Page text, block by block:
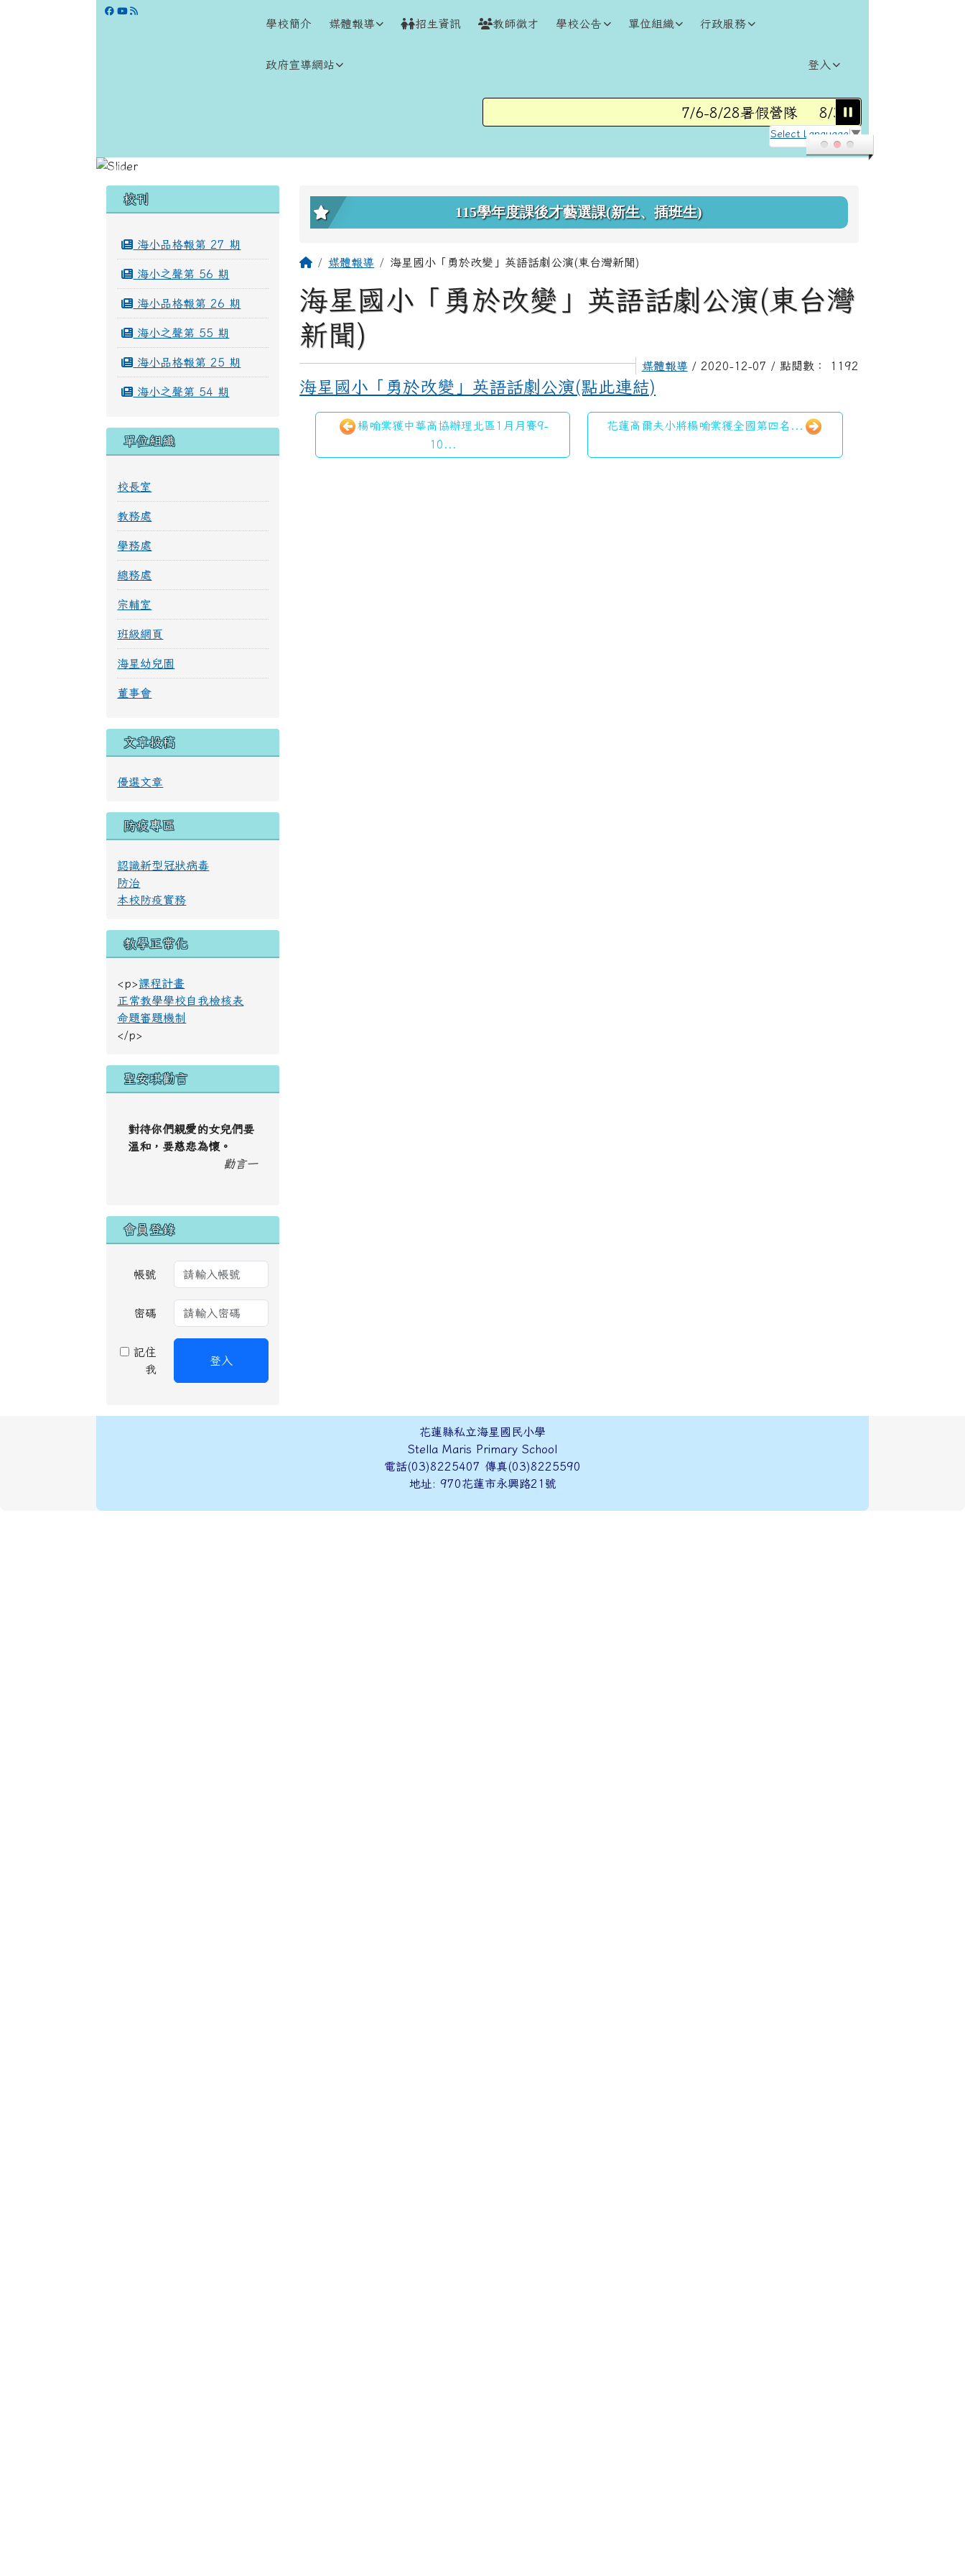
學校網站 學校簡介 媒體報導 招生資訊 教師徵才 學校公告 單位組織 行政服務
政府宣導網站 登入
7/6-8/28暑假營隊 8/31(一)115學年度第1學
Select Language ▼
左邊區域內容
校刊
海小品格報第 27 期
海小之聲第 56 期
海小品格報第 26 期
海小之聲第 55 期
海小品格報第 25 期
海小之聲第 54 期
單位組織
校長室
教務處
學務處
總務處
宗輔室
班級網頁
海星幼兒園
董事會
文章投稿
優選文章
防疫專區
認識新型冠狀病毒
防治
本校防疫實務
教學正常化
<p>課程計畫
正常教學學校自我檢核表
命題審題機制
</p>
聖安琪勸言
對待你們親愛的女兒們要
溫和，要慈悲為懷。
勸言一
會員登錄
帳號
密碼
記住
我
登入
上中區域內容
115學年度課後才藝選課(新生、插班生)
主內容區域
回首頁媒體報導 海星國小「勇於改變」英語話劇公演(東台灣新聞)
海星國小「勇於改變」英語話劇公演(東台灣
新聞)
媒體報導/ 2020-12-07 / 點閱數： 1192
海星國小「勇於改變」英語話劇公演(點此連結)
楊喻棠獲中華高協辦理北區1月月賽9-
10...
花蓮高爾夫小將楊喻棠獲全國第四名...
花蓮縣私立海星國民小學
Stella Maris Primary School
電話(03)8225407 傳真(03)8225590
地址: 970花蓮市永興路21號